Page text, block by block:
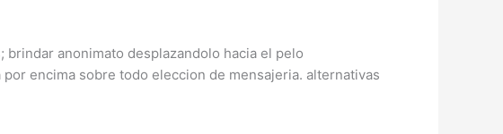
anonimato desplazandolo hacia el pelo
encima sobre todo eleccion de mensajeria. alternativas